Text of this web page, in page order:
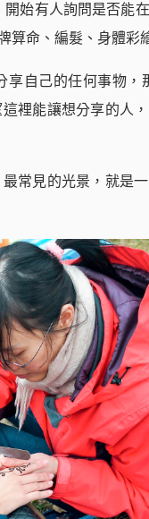
始有人詢問是否能
算命、編髮、身體彩
享自己的任何事物，
裡能讓想分享的人
常見的光景，就是